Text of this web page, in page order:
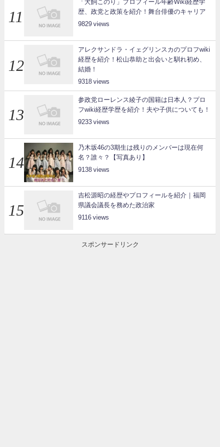
「犬飼このり」プロフィール年齢Wiki経歴学
歴、政党と政策を紹介！舞台俳優のキャリア
9829
アレクサンドラ・イェグリンスカのプロフwiki
経歴を紹介！松山恭助と出会いと馴れ初め、
結婚！
9318
参政党ローレンス綾子の国籍は日本人？プロ
フwiki経歴学歴を紹介！夫や子供についても！
9233
乃木坂46の3期生は残りのメンバーは現在何
名？誰々？【写真あり】
9138
吉松源昭の経歴やプロフィールを紹介｜福岡
県議会議長を務めた政治家
9116
スポンサードリンク